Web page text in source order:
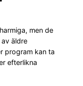
men de
äldre
program kan ta
efterlikna